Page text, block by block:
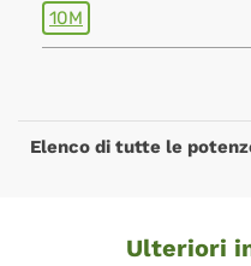
10M
Elenco di tutte le
Ulteriori